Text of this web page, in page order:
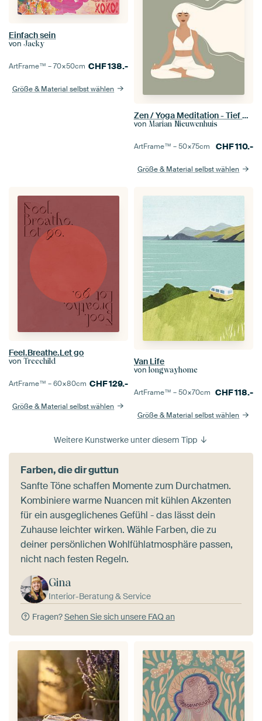
Einfach sein
von Jacky
ArtFrame™ –70×50cm CHF138.-
Größe & Material selbst wählen
Zen / Yoga Meditation - Tief durchatmen
von Marian Nieuwenhuis
ArtFrame™ –50×75cm CHF110.-
Größe & Material selbst wählen
Feel.Breathe.Let go
von Treechild
ArtFrame™ –60×80cm CHF129.-
Größe & Material selbst wählen
Van Life
von longwayhome
ArtFrame™ –50×70cm CHF118.-
Größe & Material selbst wählen
Weitere Kunstwerke unter diesem Tipp
Farben, die dir guttun
Sanfte Töne schaffen Momente zum Durchatmen.
Kombiniere warme Nuancen mit kühlen Akzenten
für ein ausgeglichenes Gefühl - das lässt dein
Zuhause leichter wirken. Wähle Farben, die zu
deiner persönlichen Wohlfühlatmosphäre passen,
nicht nach festen Regeln.
Gina
Interior-Beratung & Service
Fragen?Sehen Sie sich unsere FAQ an